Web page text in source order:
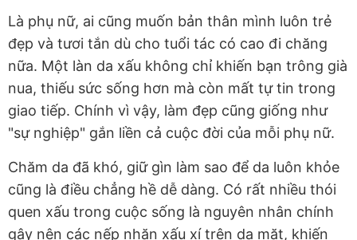
Là phụ nữ, ai cũng muốn bản thân mình luôn trẻ
đẹp và tươi tắn dù cho tuổi tác có cao đi chăng
nữa. Một làn da xấu không chỉ khiến bạn trông già
nua, thiếu sức sống hơn mà còn mất tự tin trong
giao tiếp. Chính vì vậy, làm đẹp cũng giống như
"sự nghiệp" gắn liền cả cuộc đời của mỗi phụ nữ.
Chăm da đã khó, giữ gìn làm sao để da luôn khỏe
cũng là điều chẳng hề dễ dàng. Có rất nhiều thói
quen xấu trong cuộc sống là nguyên nhân chính
gây nên các nếp nhăn xấu xí trên da mặt, khiến